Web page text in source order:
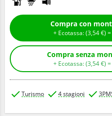
+ Ecotassa: (3,54€ ) =
+ Ecotassa: (3,54€ ) =
Turismo 4 stagioni